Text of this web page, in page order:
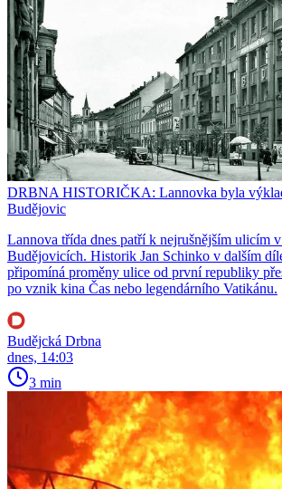
DRBNA HISTORIČKA: Lannovka byla
Budějovic
Lannova třída dnes patří k nejrušnějším ulicím
Budějovicích. Historik Jan Schinko v dalším
připomíná proměny ulice od první republiky
po vznik kina Čas nebo legendárního Vatikánu.
Budějcká Drbna
dnes, 14:03
3 min